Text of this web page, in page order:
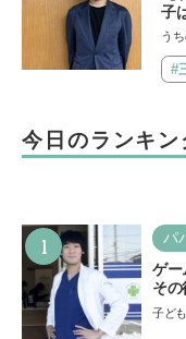
子
の
う
#
今日のランキン
1 パ
ゲー
その
「ゲ
子ど